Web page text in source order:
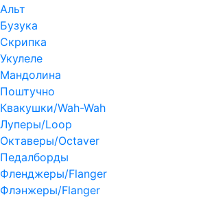
Альт
Бузука
Скрипка
Укулеле
Мандолина
Поштучно
Квакушки/Wah-Wah
Луперы/Loop
Октаверы/Octaver
Педалборды
Фленджеры/Flanger
Флэнжеры/Flanger